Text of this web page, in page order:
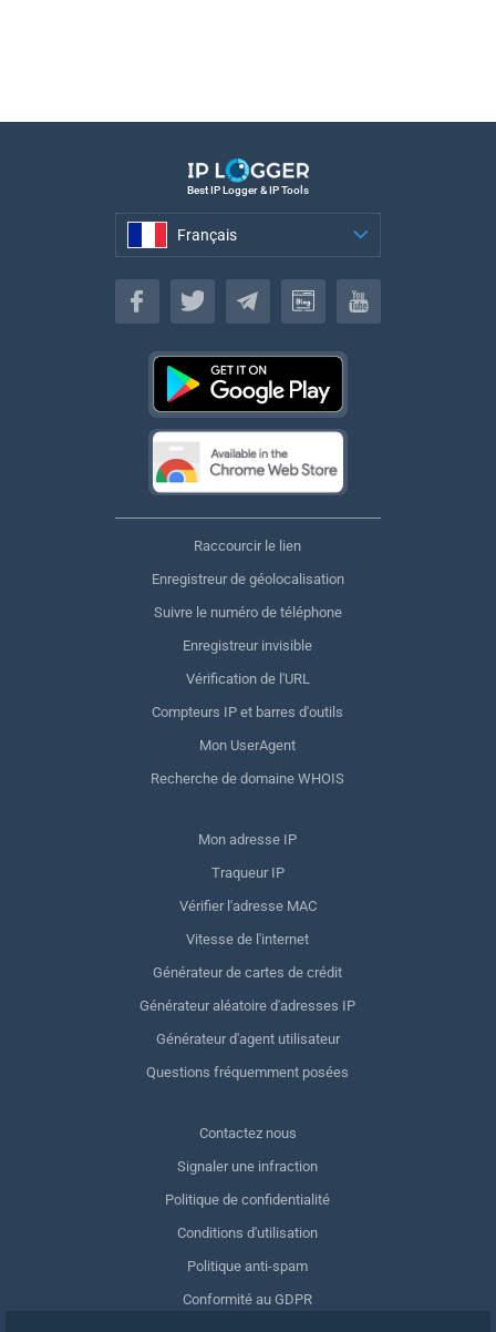
Best IP Logger & IP Tools
Français
Français
Raccourcir le lien
Enregistreur de géolocalisation
Suivre le numéro de téléphone
Enregistreur invisible
Vérification de l'URL
Compteurs IP et barres d'outils
Mon UserAgent
Recherche de domaine WHOIS
Mon adresse IP
Traqueur IP
Vérifier l'adresse MAC
Vitesse de l'internet
Générateur de cartes de crédit
Générateur aléatoire d'adresses IP
Générateur d'agent utilisateur
Questions fréquemment posées
Contactez nous
Signaler une infraction
Politique de confidentialité
Conditions d'utilisation
Politique anti-spam
Conformité au GDPR